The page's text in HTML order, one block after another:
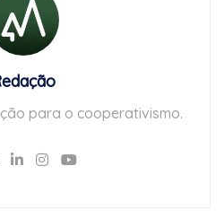
para o cooperativismo.